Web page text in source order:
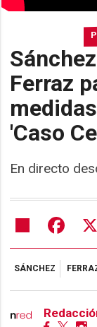
Ferraz
'Caso
En directo
Share
SÁNCHEZ